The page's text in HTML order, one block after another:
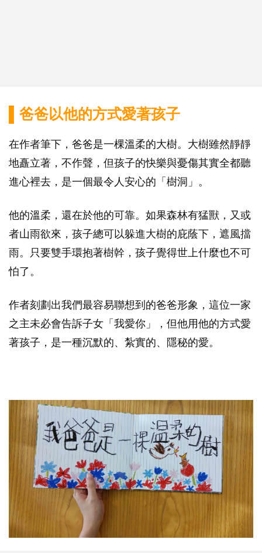
▌爸爸以他的方式愛著孩子
在作者筆下，爸爸是一棵溫柔的大樹。大樹雖然靜靜
地矗立著，不作聲，但孩子的快樂與憂傷其實全都聽
進心裡去，是一個最令人安心的「樹洞」。
他的溫柔，還在於他的可靠。如果森林有猛獸，又或
者山雨欲來，孩子總可以躲進大樹的庇蔭下，遮風擋
雨。只要雙手環抱著樹幹，孩子覺得世上什麼也不可
怕了。
作者刻劃出我們最容易聯想到的爸爸形象，這位一家
之主未必會告訴子女「我愛你」，但他用他的方式愛
著孩子，是一種沉默的、紮實的、隱秘的愛。